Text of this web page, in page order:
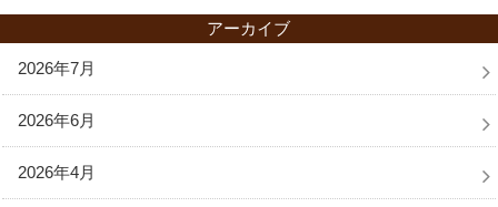
アーカイブ
2026年7月
2026年6月
2026年4月